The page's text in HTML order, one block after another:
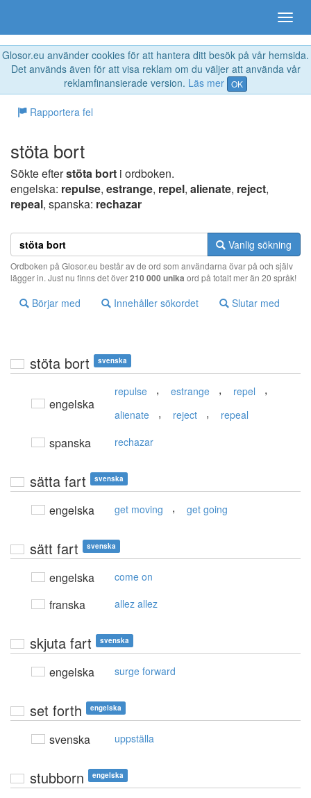
Glosor.eu använder cookies för att hantera ditt besök på vår hemsida.
Det används även för att visa reklam om du väljer att använda vår
reklamfinansierade version. Läs mer OK
Rapportera fel
stöta bort
Sökte efterstöta bort i ordboken.
engelska: repulse, estrange, repel, alienate, reject,
repeal, spanska: rechazar
Vanlig sökning
Ordboken på Glosor.eu består av de ord som användarna övar på och själv
lägger in. Just nu finns det över210 000 unika ord på totalt mer än 20 språk!
Börjar med Innehåller sökordet Slutar med
stöta bort svenska
engelska
repulse , estrange , repel ,
alienate , reject , repeal
spanska rechazar
sätta fart svenska
engelska get moving , get going
sätt fart svenska
engelska come on
franska allez allez
skjuta fart svenska
engelska surge forward
set forth engelska
svenska uppställa
stubborn engelska